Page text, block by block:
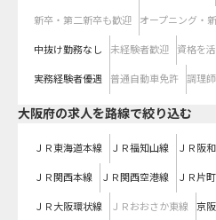
新卒・第二新卒も歓迎 オープニング・
中抜け勤務なし 未経験者歓迎 資格を
実務経験者優遇 普通自動車免許 調理
大阪府の求人を路線で絞り込む
ＪＲ東海道本線 ＪＲ福知山線 ＪＲ阪
ＪＲ関西本線 ＪＲ関西空港線 ＪＲ片
ＪＲ大阪環状線 ＪＲおおさか東線 京